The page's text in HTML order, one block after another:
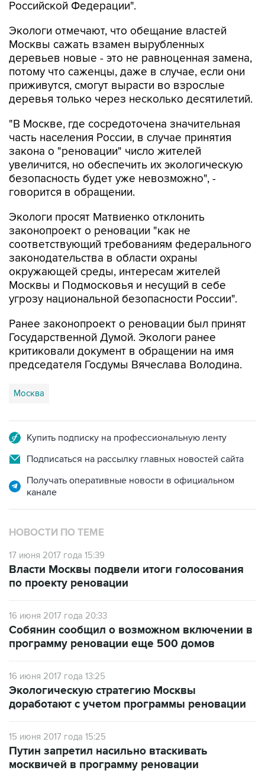
Российской Федерации".
Экологи отмечают, что обещание властей
Москвы сажать взамен вырубленных
деревьев новые - это не равноценная замена,
потому что саженцы, даже в случае, если они
приживутся, смогут вырасти во взрослые
деревья только через несколько десятилетий.
"В Москве, где сосредоточена значительная
часть населения России, в случае принятия
закона о "реновации" число жителей
увеличится, но обеспечить их экологическую
безопасность будет уже невозможно", -
говорится в обращении.
Экологи просят Матвиенко отклонить
законопроект о реновации "как не
соответствующий требованиям федерального
законодательства в области охраны
окружающей среды, интересам жителей
Москвы и Подмосковья и несущий в себе
угрозу национальной безопасности России".
Ранее законопроект о реновации был принят
Государственной Думой. Экологи ранее
критиковали документ в обращении на имя
председателя Госдумы Вячеслава Володина.
Москва
Купить подписку на профессиональную ленту
Подписаться на рассылку главных новостей сайта
Получать оперативные новости в официальном
канале
НОВОСТИ ПО ТЕМЕ
17 июня 2017 года 15:39
Власти Москвы подвели итоги голосования
по проекту реновации
16 июня 2017 года 20:33
Собянин сообщил о возможном включении в
программу реновации еще 500 домов
16 июня 2017 года 13:25
Экологическую стратегию Москвы
доработают с учетом программы реновации
15 июня 2017 года 15:25
Путин запретил насильно втаскивать
москвичей в программу реновации